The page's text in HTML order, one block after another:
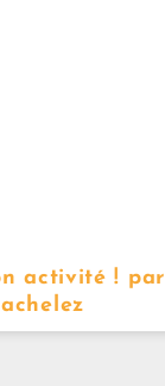
activité ! par